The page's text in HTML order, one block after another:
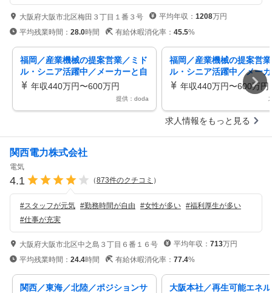
大阪府大阪市北区梅田３丁目１番３号 平均年収： 1208万円
平均残業時間： 28.0時間 有給休暇消化率： 45.5%
福岡／産業機械の提案営業／ミド
ル・シニア活躍中／メーカーと自
治体などの架け橋へ
年収440万円〜600万円
提供：doda
福岡／産業機械の提案営
ル・シニア活躍中／メー
治体などの架け橋へ
年収440万円〜600万円
求人情報をもっと見る
関西電力株式会社
電気
4.1 （873件のクチコミ ）
#スタッフが元気 #勤務時間が自由 #女性が多い #福利厚生が多い
#仕事が充実
大阪府大阪市北区中之島３丁目６番１６号 平均年収： 713万円
平均残業時間： 24.4時間 有給休暇消化率： 77.4%
関西／東海／北陸／ポジションサ
大阪本社／再生可能エネ